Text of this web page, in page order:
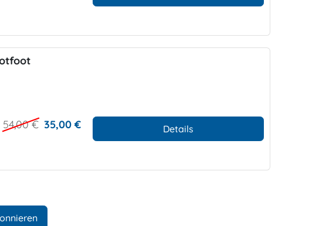
54,00 € 35,00 € Details